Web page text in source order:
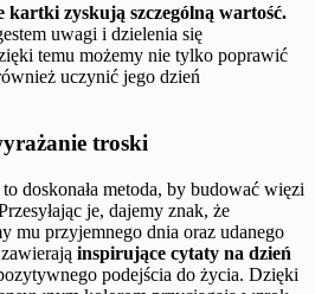
kartki zyskują szczególną wartość.
uwagi i dzielenia się
temu możemy nie tylko poprawić
uczynić jego dzień
troski
doskonała metoda, by budować więzi
je, dajemy znak, że
mu przyjemnego dnia oraz udanego
inspirujące cytaty na dzień
podejścia do życia. Dzięki